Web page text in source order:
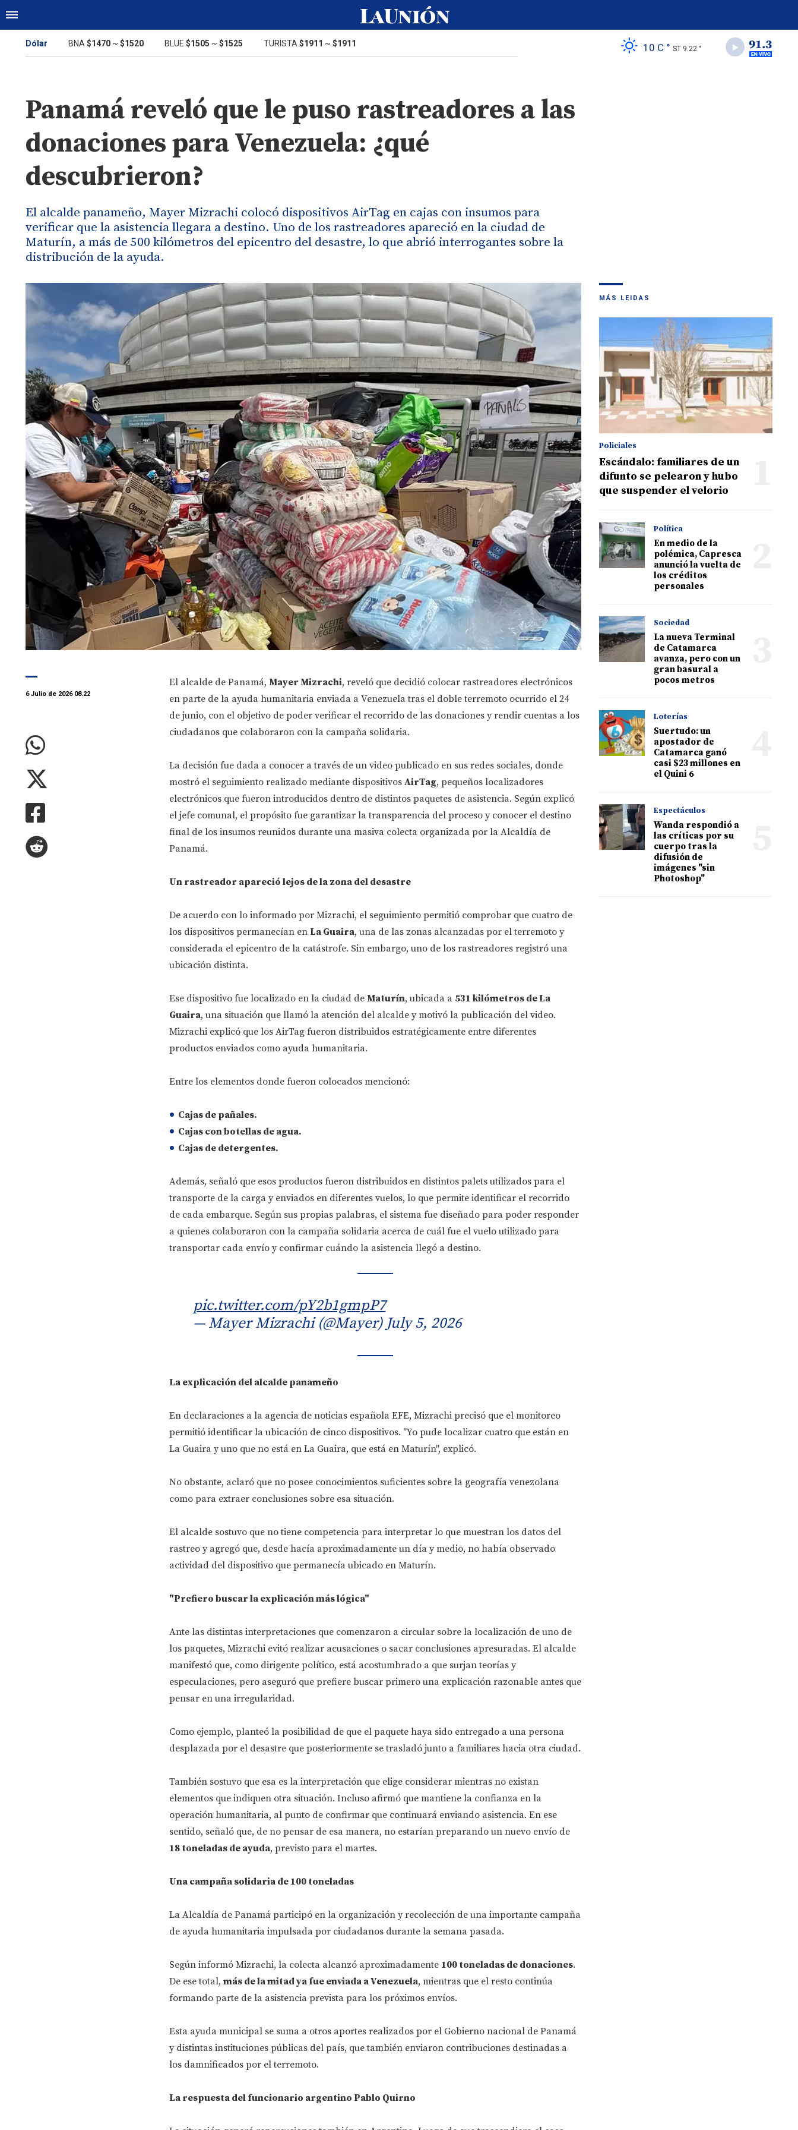
Dólar BNA $1470 ~ $1520 BLUE $1505 ~ $1525 TURISTA $1911 ~ $1911 10 C ° ST 9.22 °
Panamá reveló que le puso rastreadores a las
donaciones para Venezuela: ¿qué
descubrieron?
El alcalde panameño, Mayer Mizrachi colocó dispositivos AirTag en cajas con insumos para
verificar que la asistencia llegara a destino. Uno de los rastreadores apareció en la ciudad de
Maturín, a más de 500 kilómetros del epicentro del desastre, lo que abrió interrogantes sobre la
distribución de la ayuda.
6 Julio de 2026 08.22
El alcalde de Panamá, Mayer Mizrachi, reveló que decidió colocar rastreadores electrónicos
en parte de la ayuda humanitaria enviada a Venezuela tras el doble terremoto ocurrido el 24
de junio, con el objetivo de poder verificar el recorrido de las donaciones y rendir cuentas a los
ciudadanos que colaboraron con la campaña solidaria.
La decisión fue dada a conocer a través de un video publicado en sus redes sociales, donde
mostró el seguimiento realizado mediante dispositivos AirTag, pequeños localizadores
electrónicos que fueron introducidos dentro de distintos paquetes de asistencia. Según explicó
el jefe comunal, el propósito fue garantizar la transparencia del proceso y conocer el destino
final de los insumos reunidos durante una masiva colecta organizada por la Alcaldía de
Panamá.
Un rastreador apareció lejos de la zona del desastre
De acuerdo con lo informado por Mizrachi, el seguimiento permitió comprobar que cuatro de
los dispositivos permanecían en La Guaira, una de las zonas alcanzadas por el terremoto y
considerada el epicentro de la catástrofe. Sin embargo, uno de los rastreadores registró una
ubicación distinta.
Ese dispositivo fue localizado en la ciudad de Maturín, ubicada a 531 kilómetros de La
Guaira, una situación que llamó la atención del alcalde y motivó la publicación del video.
Mizrachi explicó que los AirTag fueron distribuidos estratégicamente entre diferentes
productos enviados como ayuda humanitaria.
Entre los elementos donde fueron colocados mencionó:
Cajas de pañales.
Cajas con botellas de agua.
Cajas de detergentes.
Además, señaló que esos productos fueron distribuidos en distintos palets utilizados para el
transporte de la carga y enviados en diferentes vuelos, lo que permite identificar el recorrido
de cada embarque. Según sus propias palabras, el sistema fue diseñado para poder responder
a quienes colaboraron con la campaña solidaria acerca de cuál fue el vuelo utilizado para
transportar cada envío y confirmar cuándo la asistencia llegó a destino.
pic.twitter.com/pY2b1gmpP7
— Mayer Mizrachi (@Mayer) July 5, 2026
La explicación del alcalde panameño
En declaraciones a la agencia de noticias española EFE, Mizrachi precisó que el monitoreo
permitió identificar la ubicación de cinco dispositivos. "Yo pude localizar cuatro que están en
La Guaira y uno que no está en La Guaira, que está en Maturín", explicó.
No obstante, aclaró que no posee conocimientos suficientes sobre la geografía venezolana
como para extraer conclusiones sobre esa situación.
El alcalde sostuvo que no tiene competencia para interpretar lo que muestran los datos del
rastreo y agregó que, desde hacía aproximadamente un día y medio, no había observado
actividad del dispositivo que permanecía ubicado en Maturín.
"Prefiero buscar la explicación más lógica"
Ante las distintas interpretaciones que comenzaron a circular sobre la localización de uno de
los paquetes, Mizrachi evitó realizar acusaciones o sacar conclusiones apresuradas. El alcalde
manifestó que, como dirigente político, está acostumbrado a que surjan teorías y
especulaciones, pero aseguró que prefiere buscar primero una explicación razonable antes que
pensar en una irregularidad.
Como ejemplo, planteó la posibilidad de que el paquete haya sido entregado a una persona
desplazada por el desastre que posteriormente se trasladó junto a familiares hacia otra ciudad.
También sostuvo que esa es la interpretación que elige considerar mientras no existan
elementos que indiquen otra situación. Incluso afirmó que mantiene la confianza en la
operación humanitaria, al punto de confirmar que continuará enviando asistencia. En ese
sentido, señaló que, de no pensar de esa manera, no estarían preparando un nuevo envío de
18 toneladas de ayuda, previsto para el martes.
Una campaña solidaria de 100 toneladas
La Alcaldía de Panamá participó en la organización y recolección de una importante campaña
de ayuda humanitaria impulsada por ciudadanos durante la semana pasada.
Según informó Mizrachi, la colecta alcanzó aproximadamente 100 toneladas de donaciones.
De ese total, más de la mitad ya fue enviada a Venezuela, mientras que el resto continúa
formando parte de la asistencia prevista para los próximos envíos.
Esta ayuda municipal se suma a otros aportes realizados por el Gobierno nacional de Panamá
y distintas instituciones públicas del país, que también enviaron contribuciones destinadas a
los damnificados por el terremoto.
La respuesta del funcionario argentino Pablo Quirno
MÁS LEIDAS
Policiales
Escándalo: familiares de un
difunto se pelearon y hubo
que suspender el velorio
Política
En medio de la
polémica, Capresca
anunció la vuelta de
los créditos
personales
Sociedad
La nueva Terminal
de Catamarca
avanza, pero con un
gran basural a
pocos metros
Loterías
Suertudo: un
apostador de
Catamarca ganó
casi $23 millones en
el Quini 6
Espectáculos
Wanda respondió a
las críticas por su
cuerpo tras la
difusión de
imágenes "sin
Photoshop"